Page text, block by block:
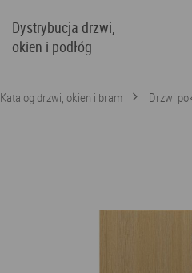
Dystrybucja drzwi,
okien i podłóg
Katalog drzwi, okien i bram Drzwi